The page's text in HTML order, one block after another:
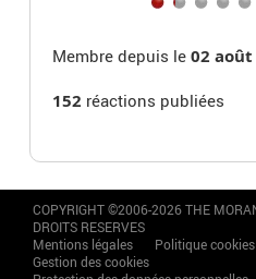
Membre depuis le02 août
152 réactions publiées
COPYRIGHT ©2006-2026 THE
DROITS RESERVES
Mentions légales
Politique cookies
Gestion des cookies